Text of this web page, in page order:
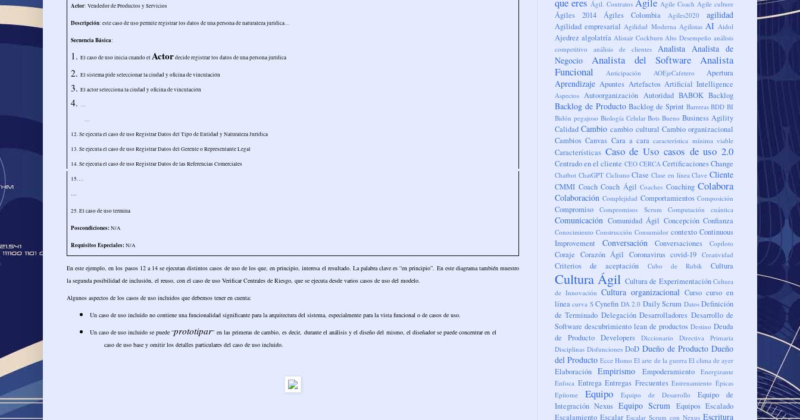
Actor: Vendedor de Productos y Servicios
Descripción: este caso de uso permite registrar los datos de una persona de naturaleza jurídica…
Secuencia Básica:
1. El caso de uso inicia cuando el Actordecide registrar los datos de una persona jurídica
2. El sistema pide seleccionar la ciudad y oficina de vinculación
3. El actor selecciona la ciudad y oficina de vinculación
4. …
…
12. Se ejecuta el caso de uso Registrar Datos del Tipo de Entidad y Naturaleza Jurídica
13. Se ejecuta el caso de uso Registrar Datos del Gerente o Representante Legal
14. Se ejecuta el caso de uso Registrar Datos de las Referencias Comerciales
15….
…
25. El caso de uso termina
Poscondiciones:N/A
Requisitos Especiales:N/A
En este ejemplo, en los pasos 12 a 14 se ejecutan distintos casos de uso de los que, en principio, interesa el resultado. La palabra clave es “en principio”. En este diagrama también muestro
la segunda posibilidad de inclusión, el reuso, con el caso de uso Verificar Centrales de Riesgo, que se ejecuta desde varios casos de uso del modelo.
Algunos aspectos de los casos de uso incluidos que debemos tener en cuenta:
Un caso de uso incluido no contiene una funcionalidad significante para la arquitectura del sistema, especialmente para la vista funcional o de casos de uso.
Un caso de uso incluido se puede “prototipar” en las primeras de cambio, es decir, durante el análisis y el diseño del mismo, el diseñador se puede concentrar en el
caso de uso base y omitir los detalles particulares del caso de uso incluido.
que eres Ágil. Contratos Agile Agile Coach Agile culture
Ágiles 2014 Ágiles Colombia Agiles2020 agilidad
Agilidad empresarial Agilidad Moderna Agilistas AI Aidol
Ajedrez algolatría Alistair Cockburn Alto Desempeño análisis
competitivo
análisis de clientes Analista Analista de
Negocio
Analista del Software
Analista
Funcional
Anticipación AOEjeCafetero Apertura
Aprendizaje Apuntes Artefactos Artificial Intelligence
Aspectos Autoorganización Autoridad BABOK Backlog
Backlog de Producto Backlog de Sprint Barreras BDD BI
Bidón pegajoso Biología Celular Bots Bueno Business Agility
Calidad Cambio cambio cultural Cambio organizacional
Cambios Canvas Cara a cara característica mínima viable
Características Caso de Uso casos de uso 2.0
Centrado en el cliente CEO CERCA CertificacionesChange
Chatbot ChatGPT Ciclismo Clase Clase en línea Clave Cliente
CMMI Coach Coach Ágil Coaches Coaching Colabora
Colaboración Complejidad Comportamientos Composición
Compromiso Compromisos Scrum Computación cuántica
Comunicación Comunidad Ágil Concepción Confianza
Conocimiento Construcción Consumidor contexto Continuous
Improvement
Conversación Conversaciones Copiloto
Coraje Corazón Ágil Coronavirus covid-19 Creatividad
Criterios de aceptación Cubo de Rubik Cultura
Cultura Ágil Cultura de Experimentación Cultura
de Innovación Cultura organizacional Curso curso en
línea curva S Cynefin DA 2.0 Daily Scrum Datos Definición
de Terminado Delegación Desarrolladores Desarrollo de
Software descubrimiento lean de productos Destino Deuda
de Producto Developers Diccionario
Directiva Primaria
Disciplinas Disfunciones DoD Dueño de Producto Dueño
del Producto Ecce Homo El arte de la guerra El clima de ayer
Elaboración Empirismo Empoderamiento
Energizante
Enfoca Entrega Entregas Frecuentes Entrenamiento Épicas
Epítome
Equipo Equipo de Desarrollo
Equipo de
Integración Nexus Equipo Scrum Equipos Escalado
Escalamiento Escalar Escalar Scrum con Nexus Escritura